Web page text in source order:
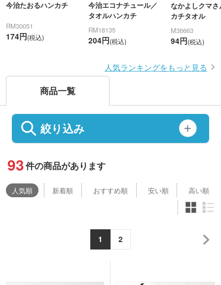
今治たおるハンカチ
RM30051
174円(税込)
今治エコナチュール／
タオルハンカチ
RM18135
204円(税込)
なかよしクマ
カチタオル
M36663
94円(税込)
人気ランキングをもっと見る
商品一覧
絞り込み
93件の商品があります
人気順 新着順 おすすめ順 安い順 高い順
1 2